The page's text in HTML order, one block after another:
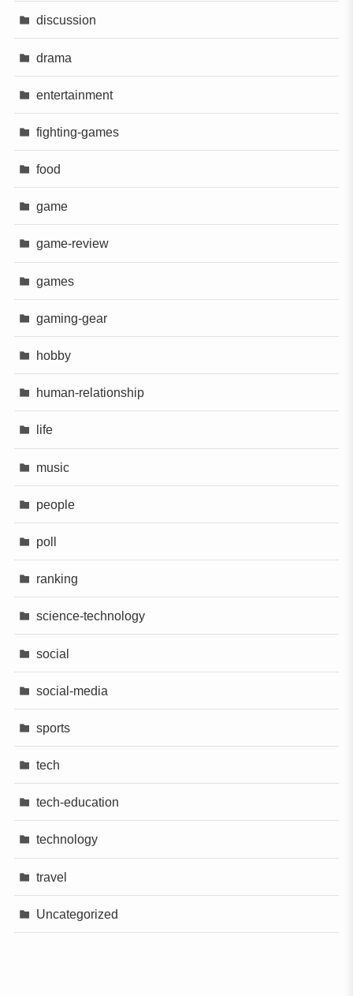
discussion
drama
entertainment
fighting-games
food
game
game-review
games
gaming-gear
hobby
human-relationship
life
music
people
poll
ranking
science-technology
social
social-media
sports
tech
tech-education
technology
travel
Uncategorized